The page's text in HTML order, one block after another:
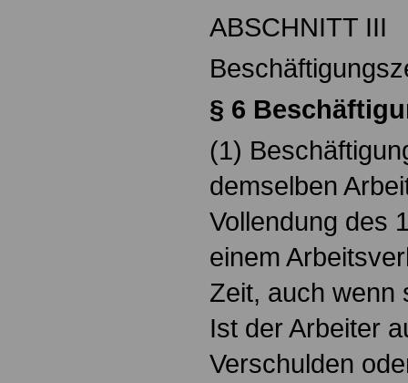
ABSCHNITT III
§ 6
(1)
demselben
Vollendung des
einem
Zeit, auch wenn
Ist der Arbeiter
Verschulden